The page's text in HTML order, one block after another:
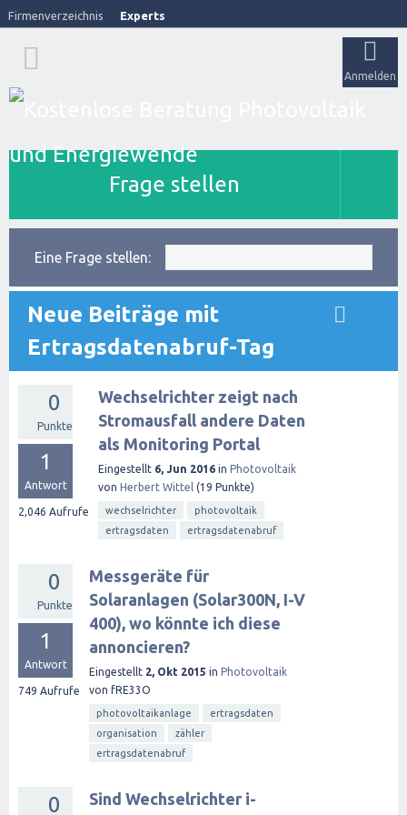
Firmenverzeichnis Experts
Anmelden
Frage stellen
Eine Frage stellen:
Neue Beiträge mit
Ertragsdatenabruf-Tag
0
Punkte
1
Antwort
2,046 Aufrufe
Wechselrichter zeigt nach
Stromausfall andere Daten
als Monitoring Portal
Eingestellt 6, Jun 2016 in Photovoltaik
von Herbert Wittel (19 Punkte)
wechselrichter
photovoltaik
ertragsdaten
ertragsdatenabruf
0
Punkte
1
Antwort
749 Aufrufe
Messgeräte für
Solaranlagen (Solar300N, I-V
400), wo könnte ich diese
annoncieren?
Eingestellt 2, Okt 2015 in Photovoltaik
von fRE33O
photovoltaikanlage
ertragsdaten
organisation
zähler
ertragsdatenabruf
0
Sind Wechselrichter i-